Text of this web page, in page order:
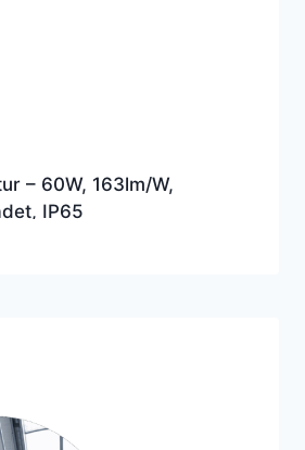
– 60W, 163lm/W,
IP65